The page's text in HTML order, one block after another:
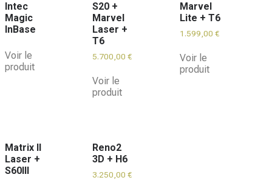
Intec
Magic
InBase
Voir le
produit
S20 +
Marvel
Laser +
T6
5.700,00 €
Voir le
produit
Marvel
Lite + T6
1.599,00 €
Voir le
produit
Matrix II
Laser +
S60III
Reno2
3D + H6
3.250,00 €